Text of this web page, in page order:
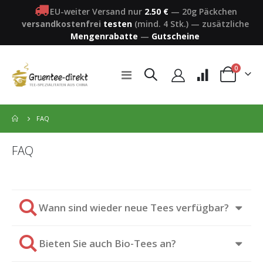
EU-weiter Versand nur 2.50 € — 20g Päckchen
versandkostenfrei testen(mind. 4 Stk.)— zusätzliche
Mengenrabatte — Gutscheine
Navigation
umschalten
Warenkorb
0Artikel
FAQ
FAQ
Wann sind wieder neue Tees verfügbar?
Die meisten unserer Tees beschaffen wir zu Beginn einer
jeden Teesaison zw. März und April. Diese sind dann
Bieten Sie auch Bio-Tees an?